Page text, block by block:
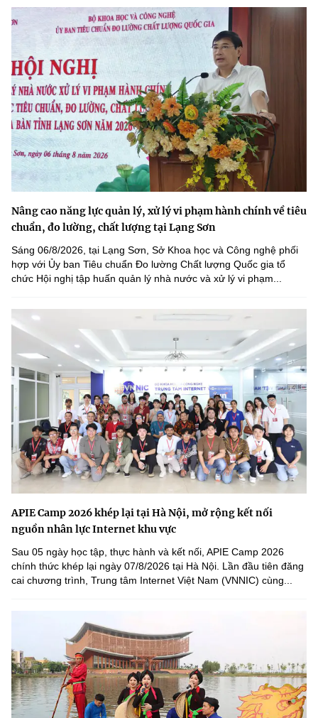
Nâng cao năng lực quản lý, xử lý vi phạm hành chính về tiêu
chuẩn, đo lường, chất lượng tại Lạng Sơn
Sáng 06/8/2026, tại Lạng Sơn, Sở Khoa học và Công nghệ phối
hợp với Ủy ban Tiêu chuẩn Đo lường Chất lượng Quốc gia tổ
chức Hội nghị tập huấn quản lý nhà nước và xử lý vi phạm...
APIE Camp 2026 khép lại tại Hà Nội, mở rộng kết nối
nguồn nhân lực Internet khu vực
Sau 05 ngày học tập, thực hành và kết nối, APIE Camp 2026
chính thức khép lại ngày 07/8/2026 tại Hà Nội. Lần đầu tiên đăng
cai chương trình, Trung tâm Internet Việt Nam (VNNIC) cùng...